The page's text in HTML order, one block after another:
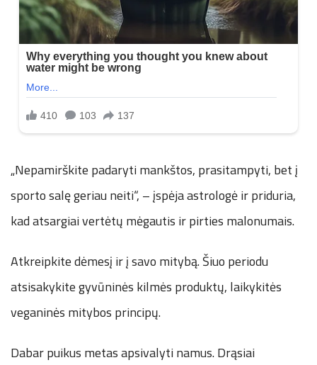
„Nepamirškite padaryti mankštos, prasitampyti, bet į
sporto salę geriau neiti“, – įspėja astrologė ir priduria,
kad atsargiai vertėtų mėgautis ir pirties malonumais.
Atkreipkite dėmesį ir į savo mitybą. Šiuo periodu
atsisakykite gyvūninės kilmės produktų, laikykitės
veganinės mitybos principų.
Dabar puikus metas apsivalyti namus. Drąsiai